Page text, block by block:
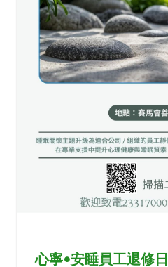
心寧•安睡員工退修日